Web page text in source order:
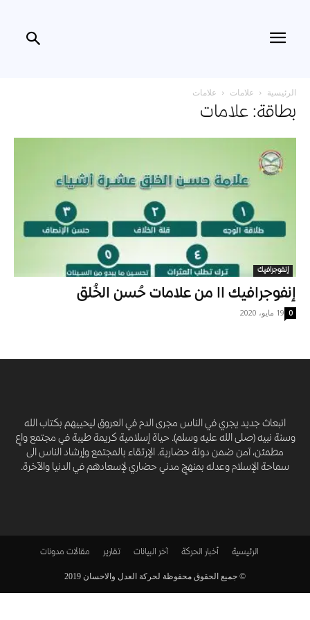
الرئيسية علامات علامات
بطاقة: علامات
إنفوجرافيك
إنفوجرافيك اا من علامات حُسن الخُلق
19 مايو، 2020 0
انبعاث جديد يجري في الناس مجرى الدم في العروق ليحييهم بكتاب الله
وسنة نبيه (صلى الله عليه وسلم). حياة إسلامية كريمة طيبة في مجتمع واعٍ
مطمئن، آمن ضمن دولة حضارية. الإرتقاء بالمجتمع وإرشاد الناس الى
سماحة الإسلام وعدله بمنهجٍ مدني حضاري لإسعادهم في الدنيا والآخرة.
الرئيسية أخبار الحركة آخر البيانات تقارير مقالات مدونات
© جميع الحقوق محفوظة لحركة العدل والاحسان 2019